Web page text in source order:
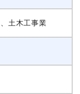
土木工事業